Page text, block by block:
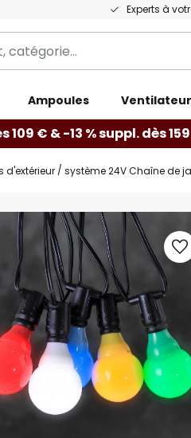
Experts à
Ampoules
109 € & -13 % suppl. dès
d'extérieur système 24V Chaîne de